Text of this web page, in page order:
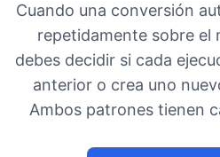
Cuando una conversión
repetidamente sobre el
debes decidir si cada
anterior o crea uno
Ambos patrones tienen